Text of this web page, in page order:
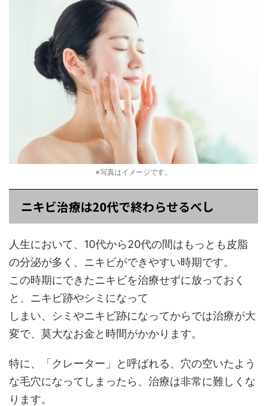
※写真はイメージです。
ニキビ治療は20代で終わらせるべし
人生において、10代から20代の間はもっとも皮脂
の分泌が多く、ニキビができやすい時期です。
この時期にできたニキビを治療せずに放っておく
と、ニキビ跡やシミになって
しまい、シミやニキビ跡になってからでは治療が大
変で、莫大なお金と時間がかかります。
特に、「クレーター」と呼ばれる、穴の空いたよう
な毛穴になってしまったら、治療は非常に難しくな
ります。